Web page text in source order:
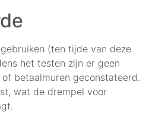
(ten tijde van deze
het testen zijn er geen
betaalmuren geconstateerd.
wat de drempel voor